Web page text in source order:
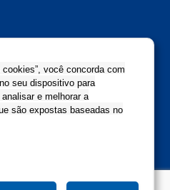
você concorda com
seu dispositivo para
e melhorar a
são expostas baseadas no